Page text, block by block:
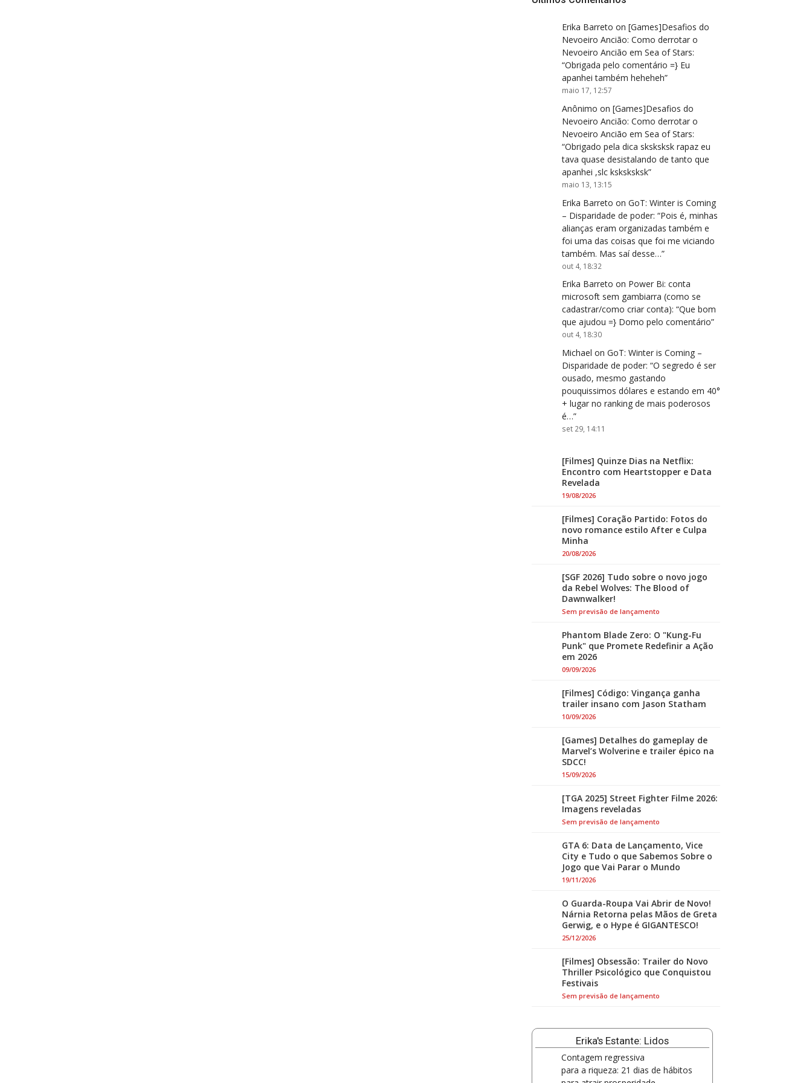
Erika Barreto on [Games]Desafios do
Nevoeiro Ancião: Como derrotar o
Nevoeiro Ancião em Sea of Stars:
“Obrigada pelo comentário =} Eu
apanhei também heheheh”
maio 17, 12:57
Anônimo on [Games]Desafios do
Nevoeiro Ancião: Como derrotar o
Nevoeiro Ancião em Sea of Stars:
“Obrigado pela dica sksksksk rapaz eu
tava quase desistalando de tanto que
apanhei ,slc ksksksksk”
maio 13, 13:15
Erika Barreto on GoT: Winter is Coming
– Disparidade de poder: “Pois é, minhas
alianças eram organizadas também e
foi uma das coisas que foi me viciando
também. Mas saí desse…”
out 4, 18:32
Erika Barreto on Power Bi: conta
microsoft sem gambiarra (como se
cadastrar/como criar conta): “Que bom
que ajudou =} Domo pelo comentário”
out 4, 18:30
Michael on GoT: Winter is Coming –
Disparidade de poder: “O segredo é ser
ousado, mesmo gastando
pouquissimos dólares e estando em 40°
+ lugar no ranking de mais poderosos
é…”
set 29, 14:11
[Filmes] Quinze Dias na Netflix:
Encontro com Heartstopper e Data
Revelada
19/08/2026
[Filmes] Coração Partido: Fotos do
novo romance estilo After e Culpa
Minha
20/08/2026
[SGF 2026] Tudo sobre o novo jogo
da Rebel Wolves: The Blood of
Dawnwalker!
Sem previsão de lançamento
Phantom Blade Zero: O "Kung-Fu
Punk" que Promete Redefinir a Ação
em 2026
09/09/2026
[Filmes] Código: Vingança ganha
trailer insano com Jason Statham
10/09/2026
[Games] Detalhes do gameplay de
Marvel’s Wolverine e trailer épico na
SDCC!
15/09/2026
[TGA 2025] Street Fighter Filme 2026:
Imagens reveladas
Sem previsão de lançamento
GTA 6: Data de Lançamento, Vice
City e Tudo o que Sabemos Sobre o
Jogo que Vai Parar o Mundo
19/11/2026
O Guarda-Roupa Vai Abrir de Novo!
Nárnia Retorna pelas Mãos de Greta
Gerwig, e o Hype é GIGANTESCO!
25/12/2026
[Filmes] Obsessão: Trailer do Novo
Thriller Psicológico que Conquistou
Festivais
Sem previsão de lançamento
Erika's Estante: Lidos
Contagem regressiva
para a riqueza: 21 dias de hábitos